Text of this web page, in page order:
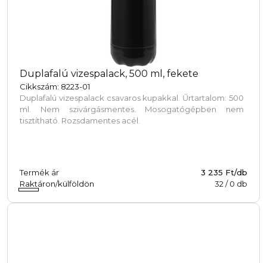
Duplafalú vizespalack, 500 ml, fekete
Cikkszám: 8223-01
Duplafalú vizespalack csavaros kupakkal. Űrtartalom: 500
ml. Nem szivárgásmentes. Mosogatógépben nem
tisztítható. Rozsdamentes acél.
Termék ár
3 235 Ft/db
Raktáron/külföldön
32 /0 db